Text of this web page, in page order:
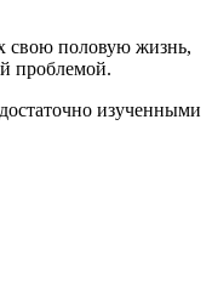
свою половую жизнь,
проблемой.
изученными